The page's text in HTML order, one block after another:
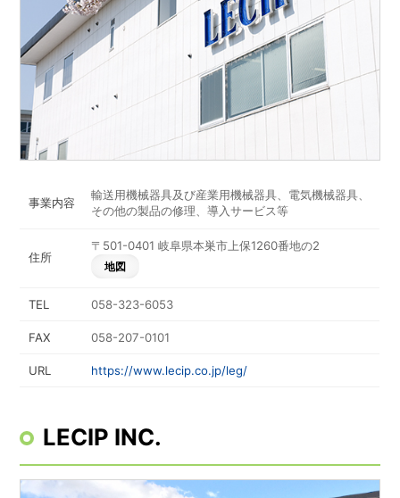
事業内容
輸送用機械器具及び産業用機械器具、電気機械器具、
その他の製品の修理、導入サービス等
住所
〒501-0401 岐阜県本巣市上保1260番地の2
地図
TEL 058-323-6053
FAX 058-207-0101
URL https://www.lecip.co.jp/leg/
LECIP INC.